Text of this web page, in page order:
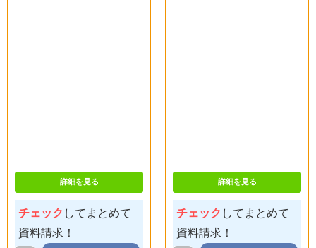
詳細を見る
チェック してまとめて
資料請求！
詳細を見る
チェック してまとめて
資料請求！